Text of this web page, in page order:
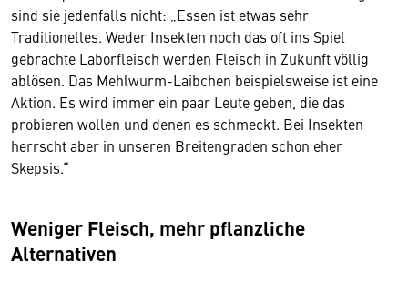
sind sie jedenfalls nicht: „Essen ist etwas sehr
Traditionelles. Weder Insekten noch das oft ins Spiel
gebrachte Laborfleisch werden Fleisch in Zukunft völlig
ablösen. Das Mehlwurm-Laibchen beispielsweise ist eine
Aktion. Es wird immer ein paar Leute geben, die das
probieren wollen und denen es schmeckt. Bei Insekten
herrscht aber in unseren Breitengraden schon eher
Skepsis.“
Weniger Fleisch, mehr pflanzliche
Alternativen